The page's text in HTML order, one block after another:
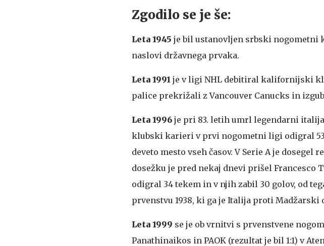
Zgodilo se je še:
Leta 1945 je bil ustanovljen srbski nogometni
naslovi državnega prvaka.
Leta 1991 je v ligi NHL debitiral kalifornijski
palice prekrižali z Vancouver Canucks in
Leta 1996 je pri 83. letih umrl legendarni
klubski karieri v prvi nogometni ligi odigral
deveto mesto vseh časov. V Serie A je dosegel
dosežku je pred nekaj dnevi prišel Francesco
odigral 34 tekem in v njih zabil 30 golov, od
prvenstvu 1938, ki ga je Italija proti Madžarski
Leta 1999 se je ob vrnitvi s prvenstvene
Panathinaikos in PAOK (rezultat je bil 1:1) v